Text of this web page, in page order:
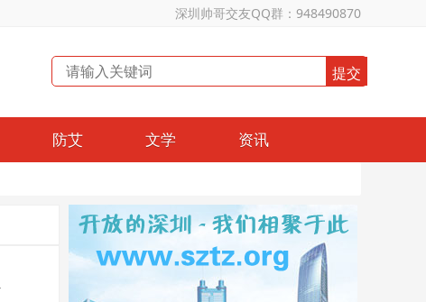
深圳帅哥交友QQ群：948490870
防艾 文学 资讯